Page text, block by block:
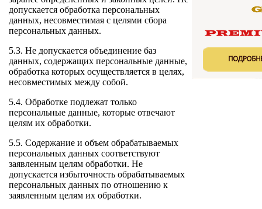
допускается обработка персональных
данных, несовместимая с целями сбора
персональных данных.
5.3. Не допускается объединение баз
данных, содержащих персональные данные,
обработка которых осуществляется в целях,
несовместимых между собой.
5.4. Обработке подлежат только
персональные данные, которые отвечают
целям их обработки.
5.5. Содержание и объем обрабатываемых
персональных данных соответствуют
заявленным целям обработки. Не
допускается избыточность обрабатываемых
персональных данных по отношению к
заявленным целям их обработки.